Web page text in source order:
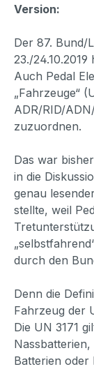
Version:
Der 87. Bund/
23./
Auch Pedal
„Fahrzeuge“
ADR/RID/
zuzuordnen.
Das war
in die
genau
stellte, weil
durch den
Denn die
Fahrzeug der
Die UN 3171
Batterien oder